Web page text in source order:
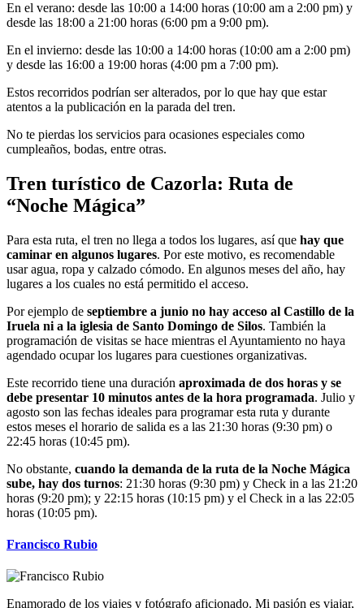
En el verano: desde las 10:00 a 14:00 horas (10:00 am a 2:00 pm) y
desde las 18:00 a 21:00 horas (6:00 pm a 9:00 pm).
En el invierno: desde las 10:00 a 14:00 horas (10:00 am a 2:00 pm)
y desde las 16:00 a 19:00 horas (4:00 pm a 7:00 pm).
Estos recorridos podrían ser alterados, por lo que hay que estar
atentos a la publicación en la parada del tren.
No te pierdas los servicios para ocasiones especiales como
cumpleaños, bodas, entre otras.
Tren turístico de Cazorla: Ruta de
“Noche Mágica”
Para esta ruta, el tren no llega a todos los lugares, así que hay que
caminar en algunos lugares. Por este motivo, es recomendable
usar agua, ropa y calzado cómodo. En algunos meses del año, hay
lugares a los cuales no está permitido el acceso.
Por ejemplo de septiembre a junio no hay acceso al Castillo de la
Iruela ni a la iglesia de Santo Domingo de Silos. También la
programación de visitas se hace mientras el Ayuntamiento no haya
agendado ocupar los lugares para cuestiones organizativas.
Este recorrido tiene una duración aproximada de dos horas y se
debe presentar 10 minutos antes de la hora programada. Julio y
agosto son las fechas ideales para programar esta ruta y durante
estos meses el horario de salida es a las 21:30 horas (9:30 pm) o
22:45 horas (10:45 pm).
No obstante, cuando la demanda de la ruta de la Noche Mágica
sube, hay dos turnos: 21:30 horas (9:30 pm) y Check in a las 21:20
horas (9:20 pm); y 22:15 horas (10:15 pm) y el Check in a las 22:05
horas (10:05 pm).
Francisco Rubio
Enamorado de los viajes y fotógrafo aficionado. Mi pasión es viajar,